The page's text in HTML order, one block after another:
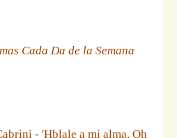
Cada Da de la Semana
- 'Hblale a mi alma, Oh